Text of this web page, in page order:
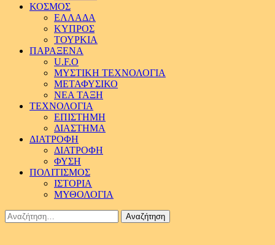
ΚΟΣΜΟΣ
ΕΛΛΑΔΑ
ΚΥΠΡΟΣ
ΤΟΥΡΚΙΑ
ΠΑΡΑΞΕΝΑ
U.F.O
ΜΥΣΤΙΚΗ ΤΕΧΝΟΛΟΓΙΑ
ΜΕΤΑΦΥΣΙΚΟ
ΝΕΑ ΤΑΞΗ
ΤΕΧΝΟΛΟΓΙΑ
ΕΠΙΣΤΗΜΗ
ΔΙΑΣΤΗΜΑ
ΔΙΑΤΡΟΦΗ
ΔΙΑΤΡΟΦΗ
ΦΥΣΗ
ΠΟΛΙΤΙΣΜΟΣ
ΙΣΤΟΡΙΑ
ΜΥΘΟΛΟΓΙΑ
Αναζήτηση
για: